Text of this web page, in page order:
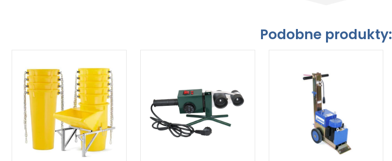
Podobne produkty: